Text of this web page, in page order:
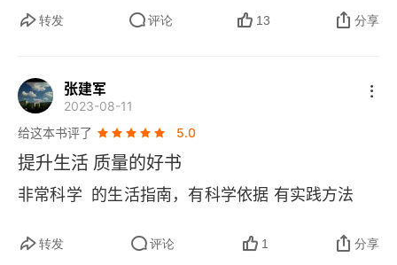
益于睡眠的两个好习惯
睡前应放松
增加睡眠时间是王道
假日存觉有害健康
提升记忆力的睡眠法
（神经科学与心理学原理）去调试和优化它。1. 睡
谢废物来修复自身的高效修复程序，长期睡眠不足
觉不是关机，是大脑在内部大扫除。它会把白天的
经历整理归档，把垃圾清理出去。长期睡不够，就
散、判断力下降，甚至伤身体。大脑就像白天的办
转发 评论 13 分享
张建军
2023-08-11
给这本书评了
5.0
提升生活 质量的好书
非常科学 ­ 的生活指南，有科学依据 有实践方法
转发 评论 1 分享